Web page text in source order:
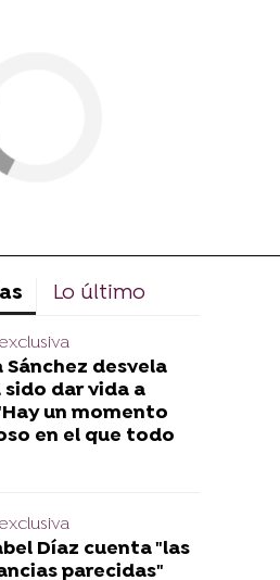
Lo último
Sánchez desvela
sido dar vida a
un momento
en el que todo
Díaz cuenta "las
parecidas"